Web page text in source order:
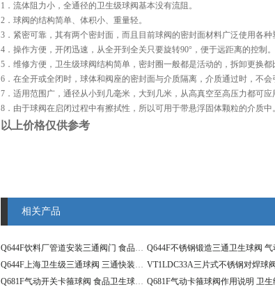
1．流体阻力小，全通径的卫生级球阀基本没有流阻。
2．球阀的结构简单、体积小、重量轻。
3．紧密可靠，其有两个密封面，而且目前球阀的密封面材料广泛使用各
4．操作方便，开闭迅速，从全开到全关只要旋转90°，便于远距离的控制。
5．维修方便，卫生级球阀结构简单，密封圈一般都是活动的，拆卸更换都
6．在全开或全闭时，球体和阀座的密封面与介质隔离，介质通过时，不会
7．适用范围广，通径从小到几毫米，大到几米，从高真空至高压力都可应
8．由于球阀在启闭过程中有擦拭性，所以可用于带悬浮固体颗粒的介质中。
以上价格仅供参考
相关产品
Q644F饮料厂管道安装三通阀门 食品级换向球阀
Q644F上海卫生级三通球阀 三通快装分流阀厂家
Q681F气动开关卡箍球阀 食品卫生球阀安装说明